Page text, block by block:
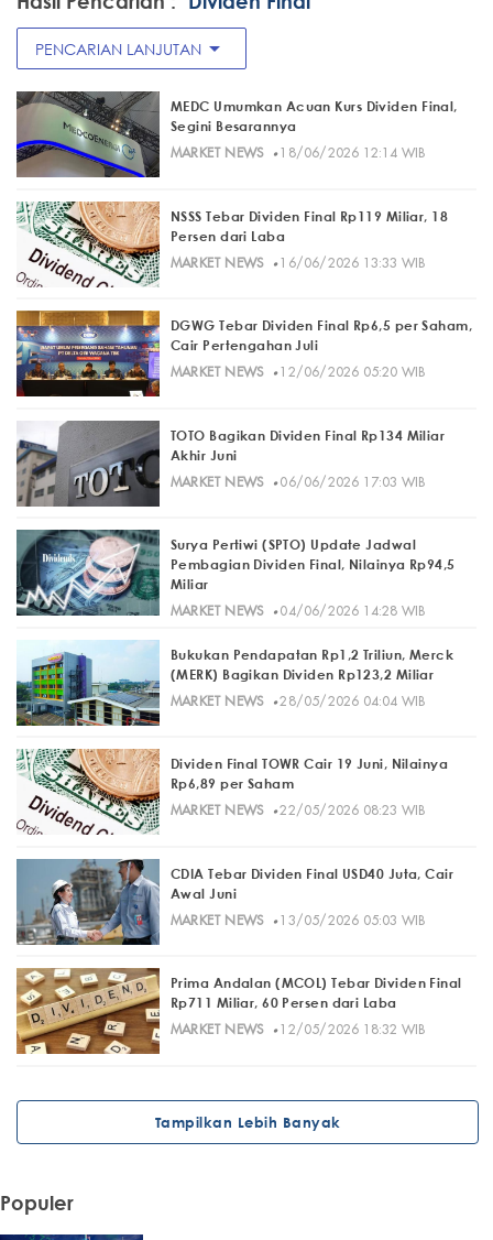
PENCARIAN LANJUTAN arrow_drop_down
MEDC Umumkan Acuan Kurs Dividen Final,
Segini Besarannya
MARKET NEWS· 18/06/2026 12:14 WIB
NSSS Tebar Dividen Final Rp119 Miliar, 18
Persen dari Laba
MARKET NEWS· 16/06/2026 13:33 WIB
DGWG Tebar Dividen Final Rp6,5 per Saham,
Cair Pertengahan Juli
MARKET NEWS· 12/06/2026 05:20 WIB
TOTO Bagikan Dividen Final Rp134 Miliar
Akhir Juni
MARKET NEWS· 06/06/2026 17:03 WIB
Surya Pertiwi (SPTO) Update Jadwal
Pembagian Dividen Final, Nilainya Rp94,5
Miliar
MARKET NEWS· 04/06/2026 14:28 WIB
Bukukan Pendapatan Rp1,2 Triliun, Merck
(MERK) Bagikan Dividen Rp123,2 Miliar
MARKET NEWS· 28/05/2026 04:04 WIB
Dividen Final TOWR Cair 19 Juni, Nilainya
Rp6,89 per Saham
MARKET NEWS· 22/05/2026 08:23 WIB
CDIA Tebar Dividen Final USD40 Juta, Cair
Awal Juni
MARKET NEWS· 13/05/2026 05:03 WIB
Prima Andalan (MCOL) Tebar Dividen Final
Rp711 Miliar, 60 Persen dari Laba
MARKET NEWS· 12/05/2026 18:32 WIB
Tampilkan Lebih Banyak
Populer